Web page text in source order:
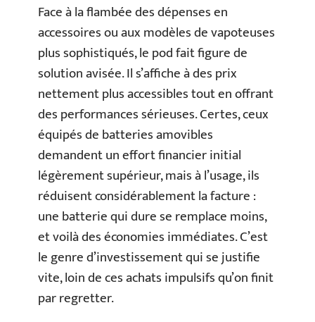
Face à la flambée des dépenses en
accessoires ou aux modèles de vapoteuses
plus sophistiqués, le pod fait figure de
solution avisée. Il s’affiche à des prix
nettement plus accessibles tout en offrant
des performances sérieuses. Certes, ceux
équipés de batteries amovibles
demandent un effort financier initial
légèrement supérieur, mais à l’usage, ils
réduisent considérablement la facture :
une batterie qui dure se remplace moins,
et voilà des économies immédiates. C’est
le genre d’investissement qui se justifie
vite, loin de ces achats impulsifs qu’on finit
par regretter.